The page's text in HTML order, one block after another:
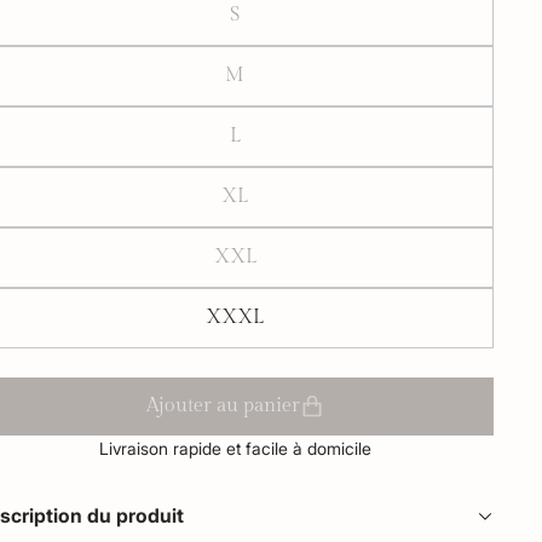
S
M
L
XL
XXL
XXXL
Ajouter au panier
Livraison rapide et facile à domicile
du produit